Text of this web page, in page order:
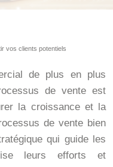
vos clients potentiels
de plus en plus
de vente est
la croissance et la
de vente bien
qui guide les
leurs efforts et